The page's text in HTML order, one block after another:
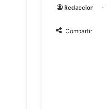
Redaccion
Compartir